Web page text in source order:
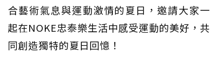
合藝術氣息與運動激情的夏日，邀請大家一
起在NOKE忠泰樂生活中感受運動的美好，共
同創造獨特的夏日回憶！